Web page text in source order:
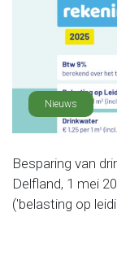
Nieuws
Besparing van
Delfland, 1 mei
('belasting op